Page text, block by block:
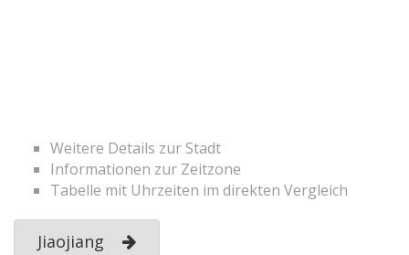
Weitere Details zur Stadt
Informationen zur Zeitzone
Tabelle mit Uhrzeiten im direkten Vergleich
Jiaojiang